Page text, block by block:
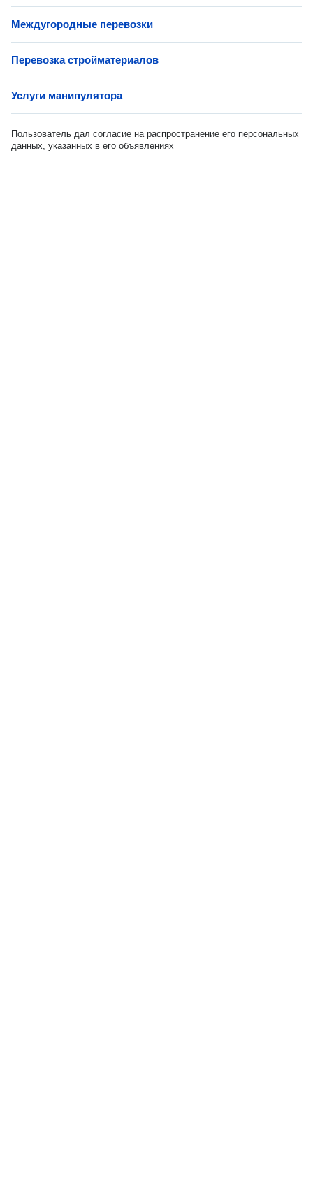
Междугородные перевозки
Перевозка стройматериалов
Услуги манипулятора
Пользователь дал согласие на распространение его персональных
данных, указанных в его объявлениях